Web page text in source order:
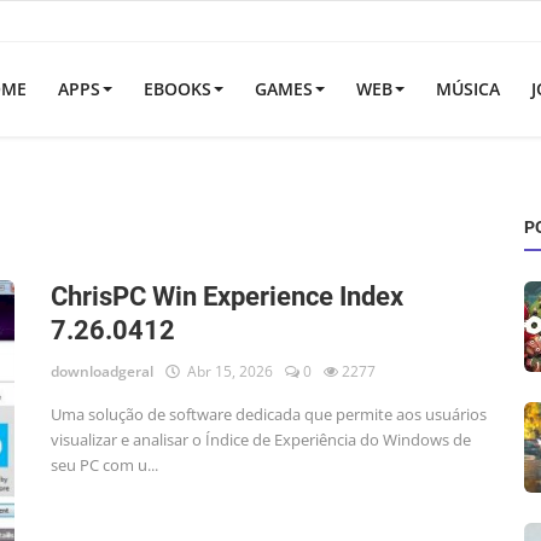
APPS EBOOKS GAMES WEB MÚSICA
ChrisPC Win Experience Index
7.26.0412
downloadgeral Abr 15, 2026 0 2277
Uma solução de software dedicada que permite aos usuários
visualizar e analisar o Índice de Experiência do Windows de
seu PC com u...